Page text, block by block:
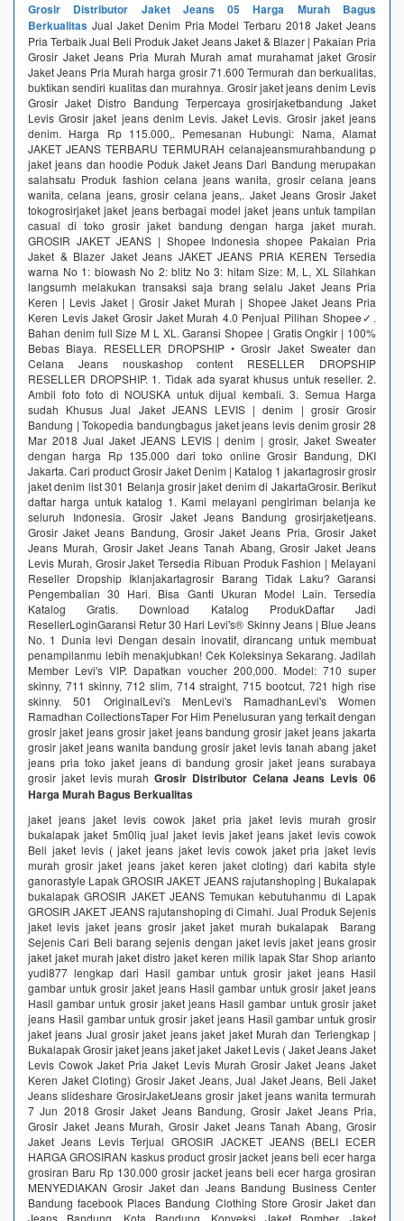
Grosir Distributor Jaket Jeans 05 Harga Murah Bagus
Berkualitas Jual Jaket Denim Pria Model Terbaru 2018 Jaket Jeans
Pria Terbaik Jual Beli Produk Jaket Jeans Jaket & Blazer | Pakaian Pria
Grosir Jaket Jeans Pria Murah Murah amat murahamat jaket Grosir
Jaket Jeans Pria Murah harga grosir 71.600 Termurah dan berkualitas,
buktikan sendiri kualitas dan murahnya. Grosir jaket jeans denim Levis
Grosir Jaket Distro Bandung Terpercaya grosirjaketbandung Jaket
Levis Grosir jaket jeans denim Levis. Jaket Levis. Grosir jaket jeans
denim. Harga Rp 115.000,. Pemesanan Hubungi: Nama, Alamat
JAKET JEANS TERBARU TERMURAH celanajeansmurahbandung p
jaket jeans dan hoodie Poduk Jaket Jeans Dari Bandung merupakan
salahsatu Produk fashion celana jeans wanita, grosir celana jeans
wanita, celana jeans, grosir celana jeans,. Jaket Jeans Grosir Jaket
tokogrosirjaket jaket jeans berbagai model jaket jeans untuk tampilan
casual di toko grosir jaket bandung dengan harga jaket murah.
GROSIR JAKET JEANS | Shopee Indonesia shopee Pakaian Pria
Jaket & Blazer Jaket Jeans JAKET JEANS PRIA KEREN Tersedia
warna No 1: biowash No 2: blitz No 3: hitam Size: M, L, XL Silahkan
langsumh melakukan transaksi saja brang selalu Jaket Jeans Pria
Keren | Levis Jaket | Grosir Jaket Murah | Shopee Jaket Jeans Pria
Keren Levis Jaket Grosir Jaket Murah 4.0 Penjual Pilihan Shopee✓.
Bahan denim full Size M L XL. Garansi Shopee | Gratis Ongkir | 100%
Bebas Biaya. RESELLER DROPSHIP • Grosir Jaket Sweater dan
Celana Jeans nouskashop content RESELLER DROPSHIP
RESELLER DROPSHIP. 1. Tidak ada syarat khusus untuk reseller. 2.
Ambil foto foto di NOUSKA untuk dijual kembali. 3. Semua Harga
sudah Khusus Jual Jaket JEANS LEVIS | denim | grosir Grosir
Bandung | Tokopedia bandungbagus jaket jeans levis denim grosir 28
Mar 2018 Jual Jaket JEANS LEVIS | denim | grosir, Jaket Sweater
dengan harga Rp 135.000 dari toko online Grosir Bandung, DKI
Jakarta. Cari product Grosir Jaket Denim | Katalog 1 jakartagrosir grosir
jaket denim list 301 Belanja grosir jaket denim di JakartaGrosir. Berikut
daftar harga untuk katalog 1. Kami melayani pengiriman belanja ke
seluruh Indonesia. Grosir Jaket Jeans Bandung grosirjaketjeans.
Grosir Jaket Jeans Bandung, Grosir Jaket Jeans Pria, Grosir Jaket
Jeans Murah, Grosir Jaket Jeans Tanah Abang, Grosir Jaket Jeans
Levis Murah, Grosir Jaket Tersedia Ribuan Produk Fashion | Melayani
Reseller Dropship‎ Iklanjakartagrosir Barang Tidak Laku? Garansi
Pengembalian 30 Hari. Bisa Ganti Ukuran Model Lain. Tersedia
Katalog Gratis. Download Katalog ProdukDaftar Jadi
ResellerLoginGaransi Retur 30 Hari Levi's® Skinny Jeans | Blue Jeans
No. 1 Dunia‎ levi Dengan desain inovatif, dirancang untuk membuat
penampilanmu lebih menakjubkan! Cek Koleksinya Sekarang. Jadilah
Member Levi's VIP. Dapatkan voucher 200,000. Model: 710 super
skinny, 711 skinny, 712 slim, 714 straight, 715 bootcut, 721 high rise
skinny. 501 OriginalLevi's MenLevi's RamadhanLevi's Women
Ramadhan CollectionsTaper For Him Penelusuran yang terkait dengan
grosir jaket jeans grosir jaket jeans bandung grosir jaket jeans jakarta
grosir jaket jeans wanita bandung grosir jaket levis tanah abang jaket
jeans pria toko jaket jeans di bandung grosir jaket jeans surabaya
grosir jaket levis murahGrosir Distributor Celana Jeans Levis 06
Harga Murah Bagus Berkualitas
jaket jeans jaket levis cowok jaket pria jaket levis murah grosir
bukalapak jaket 5m0liq jual jaket levis jaket jeans jaket levis cowok
Beli jaket levis ( jaket jeans jaket levis cowok jaket pria jaket levis
murah grosir jaket jeans jaket keren jaket cloting) dari kabita style
ganorastyle Lapak GROSIR JAKET JEANS rajutanshoping | Bukalapak
bukalapak GROSIR JAKET JEANS Temukan kebutuhanmu di Lapak
GROSIR JAKET JEANS rajutanshoping di Cimahi. Jual Produk Sejenis
jaket levis jaket jeans grosir jaket jaket murah bukalapak Barang
Sejenis Cari Beli barang sejenis dengan jaket levis jaket jeans grosir
jaket jaket murah jaket distro jaket keren milik lapak Star Shop arianto
yudi877 lengkap dari Hasil gambar untuk grosir jaket jeans Hasil
gambar untuk grosir jaket jeans Hasil gambar untuk grosir jaket jeans
Hasil gambar untuk grosir jaket jeans Hasil gambar untuk grosir jaket
jeans Hasil gambar untuk grosir jaket jeans Hasil gambar untuk grosir
jaket jeans Jual grosir jaket jeans jaket jaket Murah dan Terlengkap |
Bukalapak Grosir jaket jeans jaket jaket Jaket Levis ( Jaket Jeans Jaket
Levis Cowok Jaket Pria Jaket Levis Murah Grosir Jaket Jeans Jaket
Keren Jaket Cloting) Grosir Jaket Jeans, Jual Jaket Jeans, Beli Jaket
Jeans slideshare GrosirJaketJeans grosir jaket jeans wanita termurah
7 Jun 2018 Grosir Jaket Jeans Bandung, Grosir Jaket Jeans Pria,
Grosir Jaket Jeans Murah, Grosir Jaket Jeans Tanah Abang, Grosir
Jaket Jeans Levis Terjual GROSIR JACKET JEANS (BELI ECER
HARGA GROSIRAN kaskus product grosir jacket jeans beli ecer harga
grosiran Baru Rp 130.000 grosir jacket jeans beli ecer harga grosiran
MENYEDIAKAN Grosir Jaket dan Jeans Bandung Business Center
Bandung facebook Places Bandung Clothing Store Grosir Jaket dan
Jeans Bandung, Kota Bandung. Konveksi Jaket Bomber, Jaket